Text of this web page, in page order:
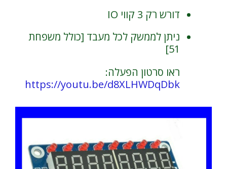
דורש רק 3 קווי IO
ניתן לממשק לכל מעבד [כולל משפחת
51]
ראו סרטון הפעלה:
https://youtu.be/d8XLHWDqDbk